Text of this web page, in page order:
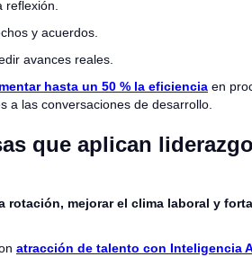
reflexión.
y acuerdos.
avances reales.
hasta un 50 % la eficiencia en
a las conversaciones de desarrollo.
que aplican liderazgo
rotación, mejorar el clima laboral y
atracción de talento con Inteligencia